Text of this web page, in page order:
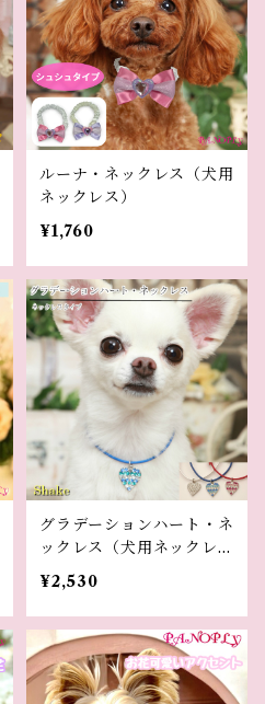
ルーナ・ネックレス（犬用
ネックレス）
¥1,760
グラデーションハート・ネ
ックレス（犬用ネックレ
ス）
¥2,530